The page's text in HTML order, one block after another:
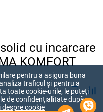
cu incarcare
KOMFORT
pentru a asigura buna
traficul și pentru a
toate cookie-urile, le puteți
de confidențialitate după
cookie